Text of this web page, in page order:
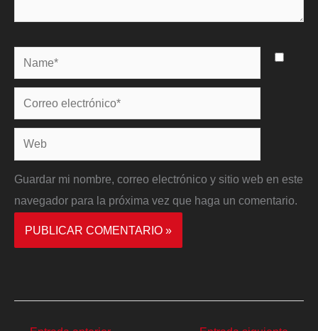
Name*
Correo
electrónico*
Web
Guardar mi nombre, correo electrónico y sitio web en este
navegador para la próxima vez que haga un comentario.